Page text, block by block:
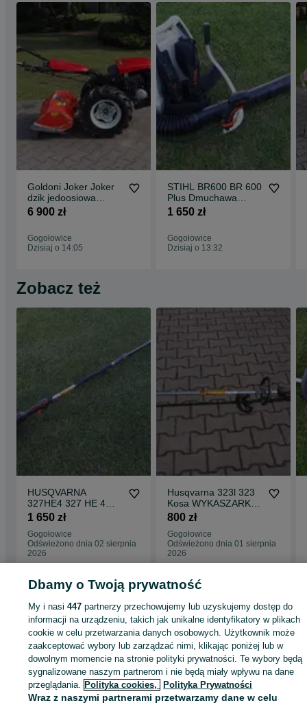
Goldoni Joker Joker
dzik jedoosiowa
glebogryzarka
6 900 zł
Gogołowice
Dzisiaj o 14:05
STIHL BR600 BR 600
Plus Dmuchawa
spalinowa Plecakowa
1 650 zł
Gogołowice
Dzisiaj o 13:32
Zobacz też
HUSQVARNA
327HE4 327 HE 4
Nozyce Spalinowe Na
1 650 zł
Gogołowice
Odświeżono dnia 02 sierpnia
2026
Husqvarna 323l 323
Kosa WYKASZARKA
spalinowa Fv23%
800 zł
Gogołowice
Odświeżono dnia 01 sierpnia
2026
Nożyce i sekatory - Dolnośląskie
Nożyce i sekatory - Gogołowice
KATEGORIA
ID:778475727
Dbamy o Twoją prywatność
My i nasi447 partnerzy przechowujemy lub uzyskujemy dostęp do
informacji na urządzeniu, takich jak unikalne identyfikatory w plikach
cookie w celu przetwarzania danych osobowych. Użytkownik może
zaakceptować wybory lub zarządzać nimi, klikając poniżej lub w
dowolnym momencie na stronie polityki prywatności. Te wybory będą
sygnalizowane naszym partnerom i nie będą miały wpływu na dane
przeglądania. Polityka cookies, Polityka Prywatności
Wraz z naszymi partnerami przetwarzamy dane w celu